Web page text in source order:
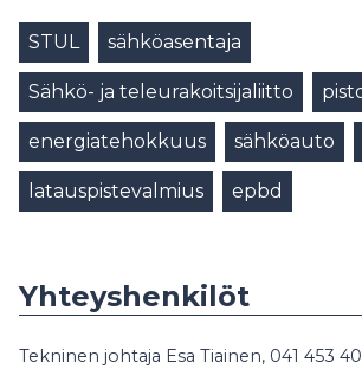
STUL sähköasentaja
Sähkö- ja teleurakoitsijaliitto
energiatehokkuus sähköauto
latauspistevalmius epbd
Yhteyshenkilöt
Tekninen johtaja Esa Tiainen, 041 453